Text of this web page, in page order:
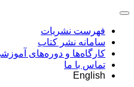
فهرست نشریات
سامانه نشر کتاب
کارگاه‌ها و دوره‌های
تماس با ما
English